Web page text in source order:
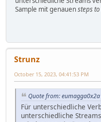
Sample mit genauensteps
Strunz
October 15, 2023, 04:41:53 PM
Quote from:
Für unterschiedliche
unterschiedliche